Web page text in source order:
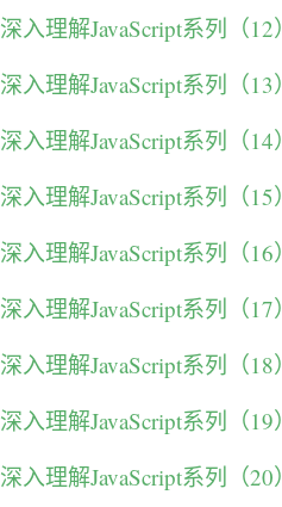
深入理解JavaScript系列（12
深入理解JavaScript系列（13
深入理解JavaScript系列（
深入理解JavaScript系列（15
深入理解JavaScript系列（16
深入理解JavaScript系列（
深入理解JavaScript系列（
深入理解JavaScript系列（
深入理解JavaScript系列（